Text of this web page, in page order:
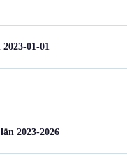
01-01
2023-2026